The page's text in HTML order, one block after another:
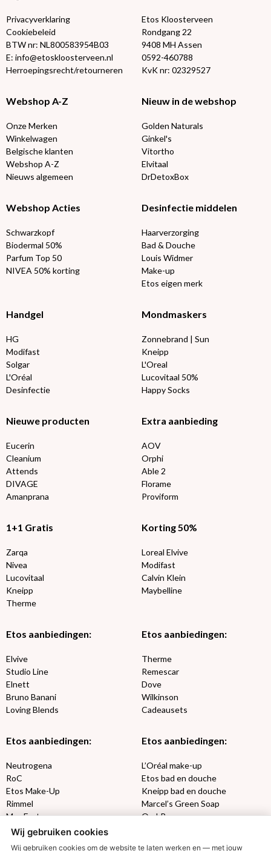
Privacyverklaring
Cookiebeleid
BTW nr: NL800583954B03
E: info@etoskloosterveen.nl
Herroepingsrecht/retourneren
Etos Kloosterveen
Rondgang 22
9408 MH Assen
0592-460788
KvK nr: 02329527
Webshop A-Z
Onze Merken
Winkelwagen
Belgische klanten
Webshop A-Z
Nieuws algemeen
Nieuw in de webshop
Golden Naturals
Ginkel's
Vitortho
Elvitaal
DrDetoxBox
Webshop Acties
Schwarzkopf
Biodermal 50%
Parfum Top 50
NIVEA 50% korting
Desinfectie middelen
Haarverzorging
Bad & Douche
Louis Widmer
Make-up
Etos eigen merk
Handgel
HG
Modifast
Solgar
L'Oréal
Desinfectie
Mondmaskers
Zonnebrand | Sun
Kneipp
L'Oreal
Lucovitaal 50%
Happy Socks
Nieuwe producten
Eucerin
Cleanium
Attends
DIVAGE
Amanprana
Extra aanbieding
AOV
Orphi
Able 2
Florame
Proviform
1+1 Gratis
Zarqa
Nivea
Lucovitaal
Kneipp
Therme
Korting 50%
Loreal Elvive
Modifast
Calvin Klein
Maybelline
Etos aanbiedingen:
Elvive
Studio Line
Elnett
Bruno Banani
Loving Blends
Etos aanbiedingen:
Therme
Remescar
Dove
Wilkinson
Cadeausets
Etos aanbiedingen:
Neutrogena
RoC
Etos Make-Up
Rimmel
Max Factor
Etos aanbiedingen:
L’Oréal make-up
Etos bad en douche
Kneipp bad en douche
Marcel’s Green Soap
Oral-B
Etos aanbiedingen: DETOXEN
Wij gebruiken cookies
Wij gebruiken cookies om de website te laten werken en — met jouw